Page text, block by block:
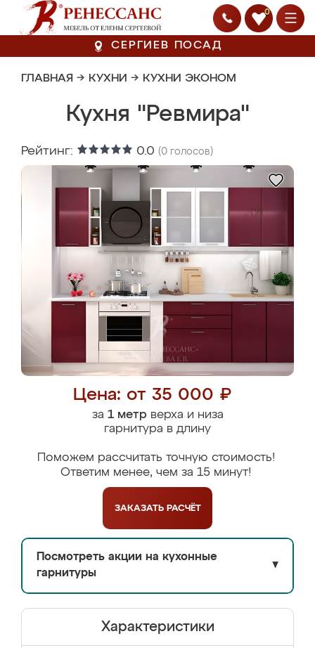
0
СЕРГИЕВ ПОСАД
ГЛАВНАЯ → КУХНИ → КУХНИ ЭКОНОМ
Кухня "Ревмира"
Рейтинг: 0.0 (0 голосов)
Цена: от 35 000 ₽
за 1 метрверха и низа
гарнитура в длину
Поможем рассчитать точную стоимость!
Ответим менее, чем за 15 минут!
ЗАКАЗАТЬ РАСЧЁТ
Посмотреть акции на кухонные
гарнитуры
▼
Характеристики